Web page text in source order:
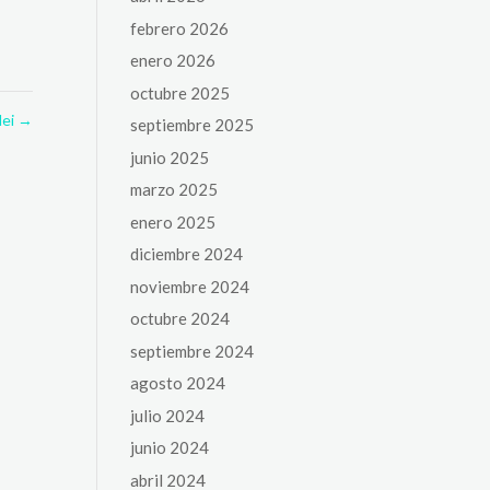
→
febrero 2026
enero 2026
octubre 2025
septiembre 2025
junio 2025
marzo 2025
enero 2025
diciembre 2024
noviembre 2024
octubre 2024
septiembre 2024
agosto 2024
julio 2024
junio 2024
abril 2024